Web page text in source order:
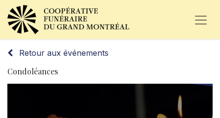
Retour aux événements
Condoléances